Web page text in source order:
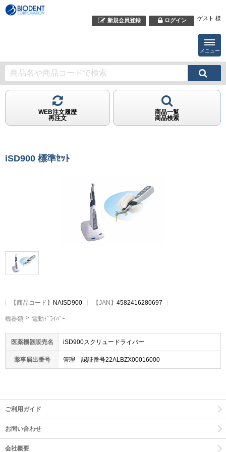
新規会員登録 ログイン ゲスト 様
メニュー
WEB注文履歴
再注文
商品一覧
商品検索
iSD900 標準ｾｯﾄ
【商品コード】 NAISD900 【JAN】 4582416280697
機器類 電動ﾄﾞﾗｲﾊﾞｰ
医薬機器販売名 iSD900スクリュードライバー
薬事届出番号 管理 認証番号22ALBZX00016000
ご利用ガイド
お問い合わせ
会社概要